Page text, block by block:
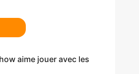
aime jouer avec les